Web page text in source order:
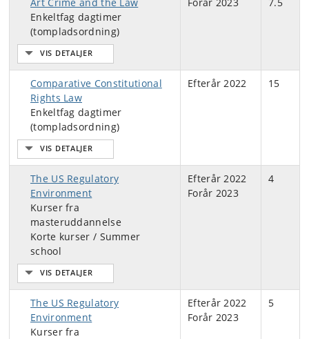
Enkeltfag dagtimer
(tompladsordning)
Comparative Constitutional
Rights Law
Enkeltfag dagtimer
(tompladsordning)
Efterår 2022 15
The US Regulatory
Environment
Kurser fra
masteruddannelse
Korte kurser / Summer
school
Efterår 2022
Forår 2023
4
The US Regulatory
Environment
Kurser fra
Efterår 2022
Forår 2023
5